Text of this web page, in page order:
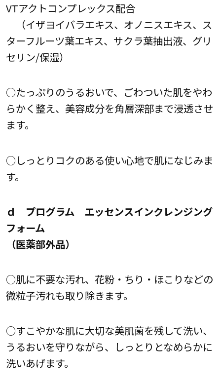
VTアクトコンプレックス配合
（イザヨイバラエキス、オノニスエキス、ス
ターフルーツ葉エキス、サクラ葉抽出液、グリ
セリン/保湿）
○たっぷりのうるおいで、ごわついた肌をやわ
らかく整え、美容成分を角層深部まで浸透させ
ます。
○しっとりコクのある使い心地で肌になじみま
す。
ｄ プログラム エッセンスインクレンジング
フォーム
（医薬部外品）
○肌に不要な汚れ、花粉・ちり・ほこりなどの
微粒子汚れも取り除きます。
○すこやかな肌に大切な美肌菌を残して洗い、
うるおいを守りながら、しっとりとなめらかに
洗いあげます。